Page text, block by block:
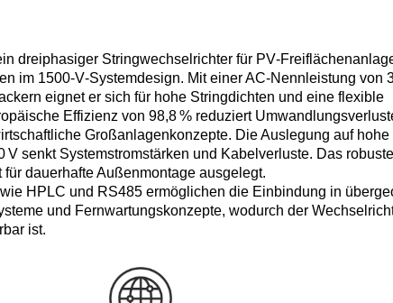
dreiphasiger Stringwechselrichter für
im 1500‑V‑Systemdesign. Mit einer AC‑Nennleistung von
eignet er sich für hohe Stringdichten und eine flexible
Effizienz von 98,8 % reduziert
Großanlagenkonzepte. Die Auslegung auf hohe
V senkt Systemstromstärken und Kabelverluste. Das robuste
dauerhafte Außenmontage ausgelegt.
HPLC und RS485 ermöglichen die Einbindung in
und Fernwartungskonzepte, wodurch der
ist.